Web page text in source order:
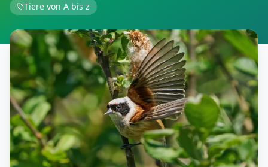
Tiere von A bis z